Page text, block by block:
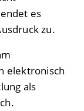
es
zu.
elektronisch
als